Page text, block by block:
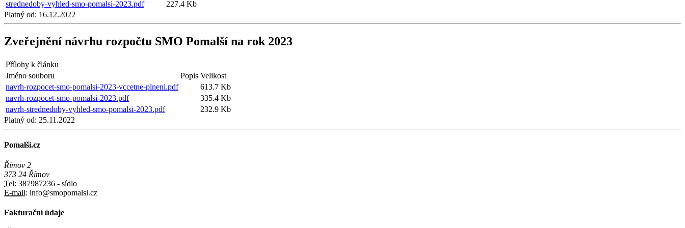
strednedoby-vyhled-smo-pomalsi-2023.pdf
227.4 Kb
Platný od: 16.12.2022
Zveřejnění návrhu rozpočtu SMO Pomalší na rok 2023
Přílohy k článku
Jméno souboru
Popis Velikost
navrh-rozpocet-smo-pomalsi-2023-vccetne-plneni.pdf
613.7 Kb
navrh-rozpocet-smo-pomalsi-2023.pdf
335.4 Kb
navrh-strednedoby-vyhled-smo-pomalsi-2023.pdf
232.9 Kb
Platný od: 25.11.2022
Pomalší.cz
Římov 2
373 24 Římov
Tel: 387987236 - sídlo
E-mail: info@smopomalsi.cz
Fakturační údaje